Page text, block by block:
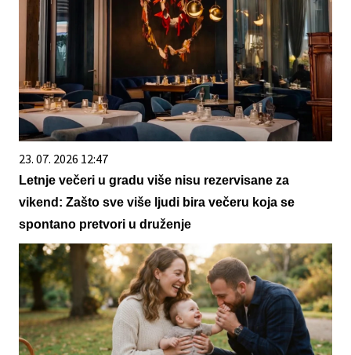
23. 07. 2026 12:47
Letnje večeri u gradu više nisu rezervisane za
vikend: Zašto sve više ljudi bira večeru koja se
spontano pretvori u druženje